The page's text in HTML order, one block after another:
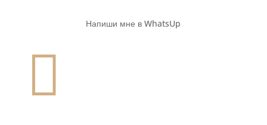
Напиши мне в WhatsUp
